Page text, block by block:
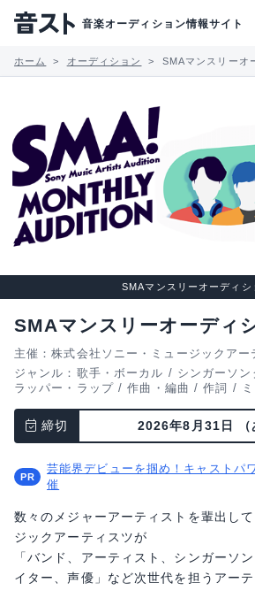
音楽オーディション情報サイト
ホーム オーディション SMAマンスリーオ
SMAマンスリーオーディシ
SMAマンスリーオーディ
主催：株式会社ソニー・ミュージックアー
ジャンル： 歌手・ボーカル / シンガーソン
ラッパー・ラップ/作曲・編曲 /作詞 /
締切 2026年8月31日
芸能界デビューを掴め！キャストパ
催
数々のメジャーアーティストを輩出し
ジックアーティスツが
「バンド、アーティスト、シンガーソ
イター、声優」など次世代を担うアーテ